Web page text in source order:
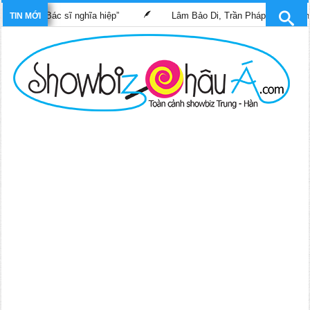
TIN MỚI
“Bác sĩ nghĩa hiệp” Lâm Bảo Di, Trần Pháp Dung tái ngộ